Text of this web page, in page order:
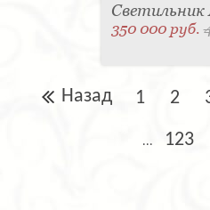
Светильник
350 000 руб.
Назад 1 2
... 123